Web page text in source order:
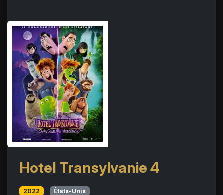
Hotel Transylvanie 4
2022 États-Unis